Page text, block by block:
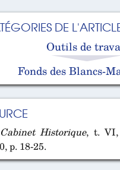
DE
Outils de
Fonds des Blancs-
Historique, t. VI,
p. 18-25.